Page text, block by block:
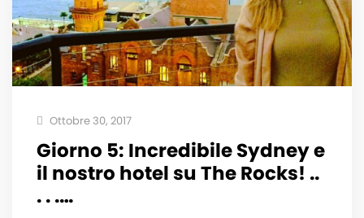
Ottobre 30, 2017
Giorno 5: Incredibile Sydney e
il nostro hotel su The Rocks! ..
. . .…